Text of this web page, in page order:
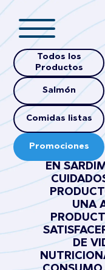
Todos los
Productos
Salmón
Comidas listas
Promociones
EN
UNA
DE